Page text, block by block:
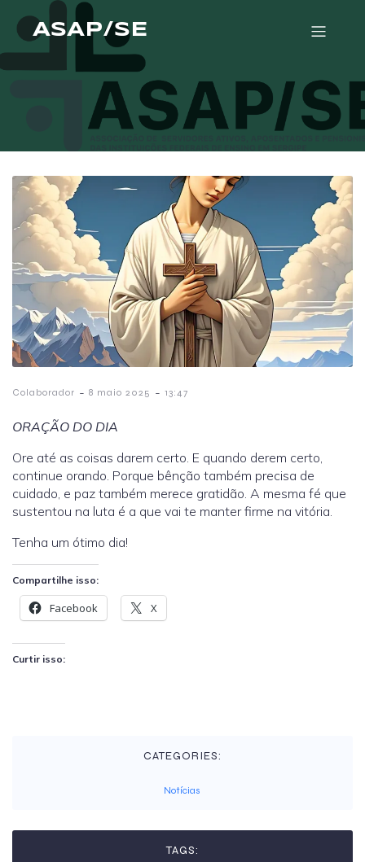
ASAP/SE
Colaborador - 8 maio 2025 - 13:47
ORAÇÃO DO DIA
Ore até as coisas darem certo. E quando derem certo,
continue orando. Porque bênção também precisa de
cuidado, e paz também merece gratidão. A mesma fé que
sustentou na luta é a que vai te manter firme na vitória.
Tenha um ótimo dia!
Compartilhe isso:
Facebook X
Curtir isso:
CATEGORIES:
Notícias
TAGS: